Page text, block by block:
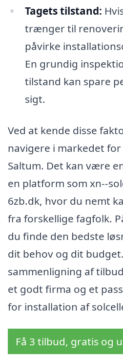
Tagets tilstand:
trænger til
påvirke
En grundig
tilstand kan spare
sigt.
Ved at kende disse
navigere i markedet
Saltum. Det kan være
en platform som xn--
6zb.dk, hvor du nemt
fra forskellige fagfolk.
du finde den bedste
dit behov og dit
sammenligning af
et godt firma og et
for installation af
Få 3 tilbud, gratis og